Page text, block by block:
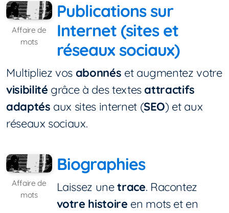
Affaire de
mots
Publications sur
Internet (sites et
réseaux sociaux)
Multipliez vos abonnés et augmentez votre
visibilité grâce à des textes attractifs
adaptés aux sites internet (SEO) et aux
réseaux sociaux.
Affaire de
mots
Biographies
Laissez unetrace. Racontez
votre histoire en mots et en